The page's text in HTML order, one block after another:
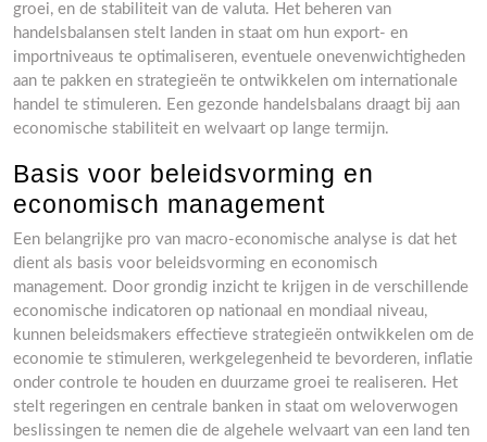
groei, en de stabiliteit van de valuta. Het beheren van
handelsbalansen stelt landen in staat om hun export- en
importniveaus te optimaliseren, eventuele onevenwichtigheden
aan te pakken en strategieën te ontwikkelen om internationale
handel te stimuleren. Een gezonde handelsbalans draagt bij aan
economische stabiliteit en welvaart op lange termijn.
Basis voor beleidsvorming en
economisch management
Een belangrijke pro van macro-economische analyse is dat het
dient als basis voor beleidsvorming en economisch
management. Door grondig inzicht te krijgen in de verschillende
economische indicatoren op nationaal en mondiaal niveau,
kunnen beleidsmakers effectieve strategieën ontwikkelen om de
economie te stimuleren, werkgelegenheid te bevorderen, inflatie
onder controle te houden en duurzame groei te realiseren. Het
stelt regeringen en centrale banken in staat om weloverwogen
beslissingen te nemen die de algehele welvaart van een land ten